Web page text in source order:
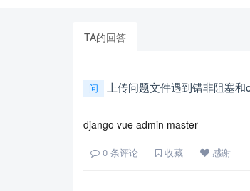
TA的回答
问 上传问题文件遇到错非阻塞
django vue admin master
0 条评论 收藏 感谢